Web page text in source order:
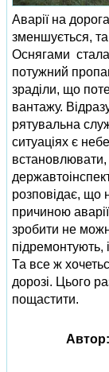
Аварії на
зменшується,
Оснягами
потужний
зраділи, що
вантажу.
рятувальна
ситуаціях є
розповідає, що
причиною
зробити не
підремонтують,
Та все ж
дорозі. Цього
пощастити.
Автор: